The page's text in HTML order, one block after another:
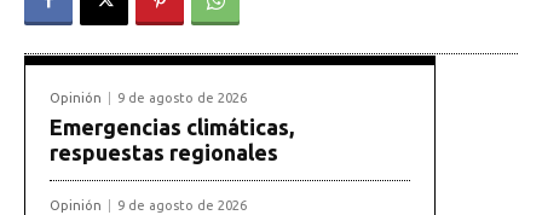
Opinión 9 de agosto de 2026
Emergencias climáticas,
respuestas regionales
Opinión 9 de agosto de 2026